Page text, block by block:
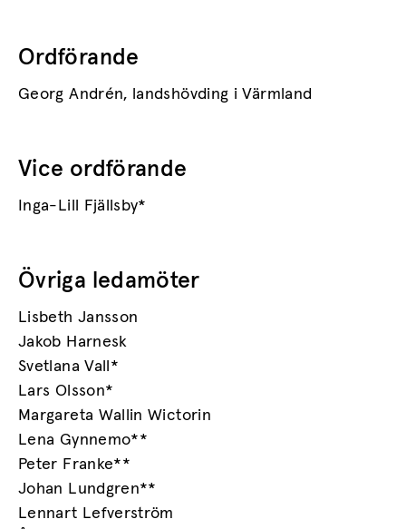
Ordförande
Georg Andrén, landshövding i Värmland
Vice ordförande
Inga-Lill Fjällsby*
Övriga ledamöter
Lisbeth Jansson
Jakob Harnesk
Svetlana Vall*
Lars Olsson*
Margareta Wallin Wictorin
Lena Gynnemo**
Peter Franke**
Johan Lundgren**
Lennart Lefverström